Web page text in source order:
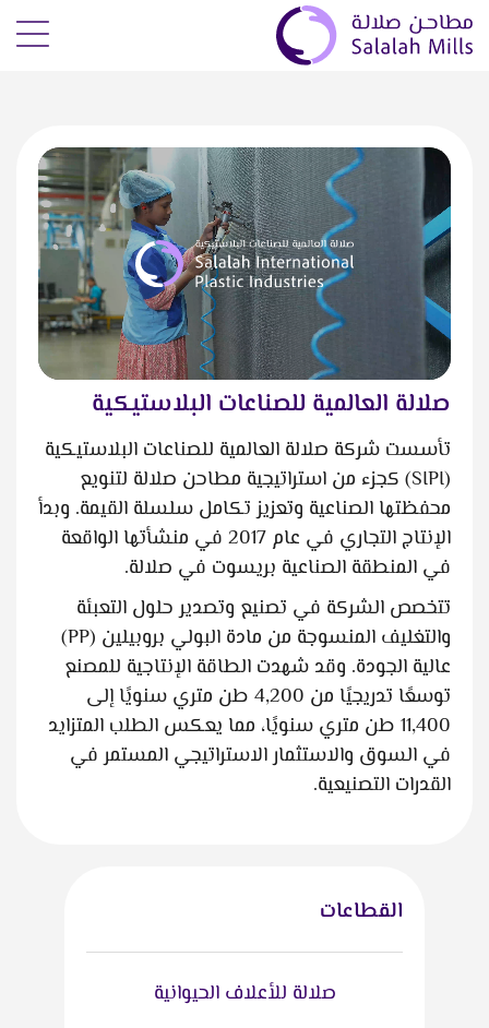
القطاعات
صلالة للأعلاف الحيوانية
صلالة العالمية للصناعات البلاستيكية
تأسست شركة صلالة العالمية للصناعات البلاستيكية
(SIPI) كجزء من استراتيجية مطاحن صلالة لتنويع
محفظتها الصناعية وتعزيز تكامل سلسلة القيمة. وبدأ
الإنتاج التجاري في عام 2017 في منشأتها الواقعة
في المنطقة الصناعية بريسوت في صلالة.
تتخصص الشركة في تصنيع وتصدير حلول التعبئة
والتغليف المنسوجة من مادة البولي بروبيلين (PP)
عالية الجودة. وقد شهدت الطاقة الإنتاجية للمصنع
توسعًا تدريجيًا من 4,200 طن متري سنويًا إلى
11,400 طن متري سنويًا، مما يعكس الطلب المتزايد
في السوق والاستثمار الاستراتيجي المستمر في
القدرات التصنيعية.